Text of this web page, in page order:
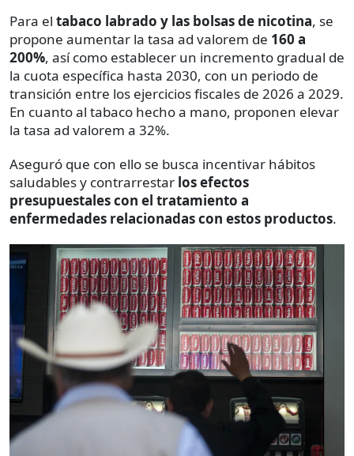
Para el tabaco labrado y las bolsas de nicotina, se
propone aumentar la tasa ad valorem de 160 a
200%, así como establecer un incremento gradual de
la cuota específica hasta 2030, con un periodo de
transición entre los ejercicios fiscales de 2026 a 2029.
En cuanto al tabaco hecho a mano, proponen elevar
la tasa ad valorem a 32%.
Aseguró que con ello se busca incentivar hábitos
saludables y contrarrestar los efectos
presupuestales con el tratamiento a
enfermedades relacionadas con estos productos.